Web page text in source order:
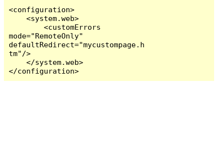
<configuration>
    <system.web>
        <customErrors
mode="RemoteOnly"
defaultRedirect="mycustompage.h
tm"/>
    </system.web>
</configuration>